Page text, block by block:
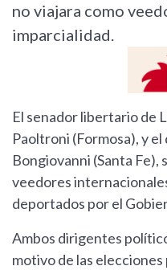
no viajara como
imparcialidad.
El senador libertario de
Paoltroni (Formosa), y
Bongiovanni (Santa Fe),
veedores
deportados por el
Ambos dirigentes
motivo de las